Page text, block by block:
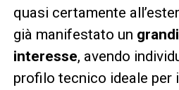
quasi certamente
già manifestato un
interesse, avendo
profilo tecnico ideale per